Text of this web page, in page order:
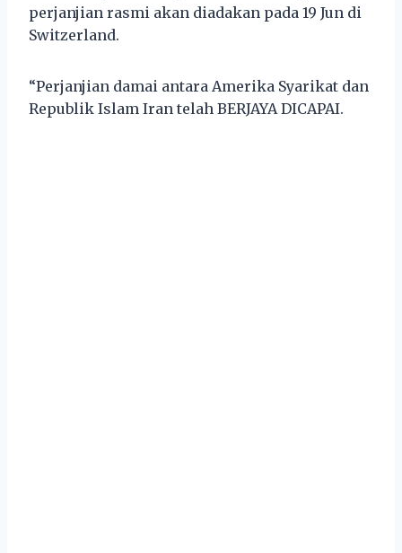
perjanjian rasmi akan diadakan pada 19 Jun di
Switzerland.
“Perjanjian damai antara Amerika Syarikat dan
Republik Islam Iran telah BERJAYA DICAPAI.